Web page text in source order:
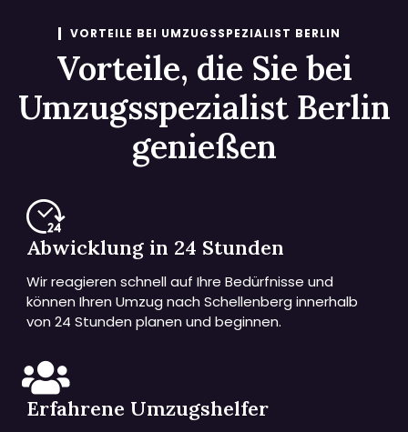
VORTEILE BEI UMZUGSSPEZIALIST BERLIN
Vorteile, die Sie bei
Umzugsspezialist Berlin
genießen
Abwicklung in 24 Stunden
Wir reagieren schnell auf Ihre Bedürfnisse und
können Ihren Umzug nach Schellenberg innerhalb
von 24 Stunden planen und beginnen.
Erfahrene Umzugshelfer